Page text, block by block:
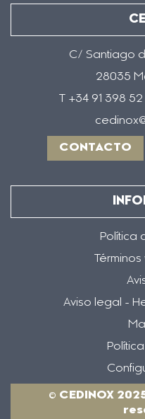
C/ Santiago
28035
T +34 91 398
CONTACTO
Política
Aviso legal -
© CEDINOX